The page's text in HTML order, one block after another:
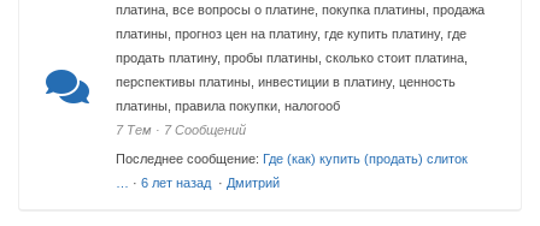
платина, все вопросы о платине, покупка платины, продажа
платины, прогноз цен на платину, где купить платину, где
продать платину, пробы платины, сколько стоит платина,
перспективы платины, инвестиции в платину, ценность
платины, правила покупки, налогооб
7 Тем · 7 Сообщений
Последнее сообщение: Где (как) купить (продать) слиток
·6 лет назад · Дмитрий